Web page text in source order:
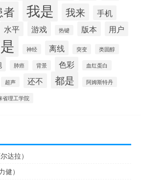
者 我是 我来 手机
水平 游戏 热键 版本 用户
神经 离线 突变 类固醇
肺癌 背景 色彩 血红蛋白
超声 还不 都是 阿姆斯特丹
省理工学院
达拉）
）